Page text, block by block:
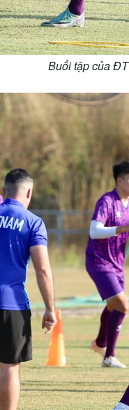
Buổi tập của